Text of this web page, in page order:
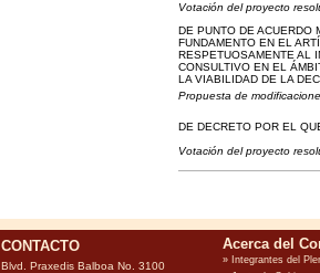
Votación del proyecto
DE PUNTO DE ACUERDO
FUNDAMENTO EN EL
RESPETUOSAMENTE AL
CONSULTIVO EN EL
LA VIABILIDAD DE LA
Propuesta de
DE DECRETO POR EL
Votación del proyecto
CONTACTO
Blvd. Praxedis Balboa No. 3100